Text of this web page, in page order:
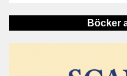
Böcker